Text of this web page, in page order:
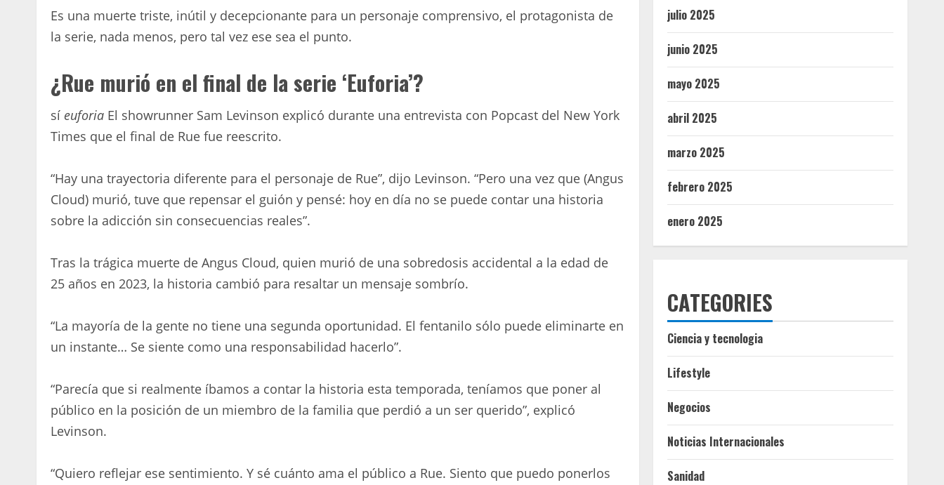
Es una muerte triste, inútil y decepcionante para un personaje comprensivo, el protagonista de
la serie, nada menos, pero tal vez ese sea el punto.
¿Rue murió en el final de la serie ‘Euforia’?
sí euforia El showrunner Sam Levinson explicó durante una entrevista con Popcast del New York
Times que el final de Rue fue reescrito.
“Hay una trayectoria diferente para el personaje de Rue”, dijo Levinson. “Pero una vez que (Angus
Cloud) murió, tuve que repensar el guión y pensé: hoy en día no se puede contar una historia
sobre la adicción sin consecuencias reales”.
Tras la trágica muerte de Angus Cloud, quien murió de una sobredosis accidental a la edad de
25 años en 2023, la historia cambió para resaltar un mensaje sombrío.
“La mayoría de la gente no tiene una segunda oportunidad. El fentanilo sólo puede eliminarte en
un instante… Se siente como una responsabilidad hacerlo”.
“Parecía que si realmente íbamos a contar la historia esta temporada, teníamos que poner al
público en la posición de un miembro de la familia que perdió a un ser querido”, explicó
Levinson.
“Quiero reflejar ese sentimiento. Y sé cuánto ama el público a Rue. Siento que puedo ponerlos
julio 2025
junio 2025
mayo 2025
abril 2025
marzo 2025
febrero 2025
enero 2025
CATEGORIES
Ciencia y tecnologia
Lifestyle
Negocios
Noticias Internacionales
Sanidad